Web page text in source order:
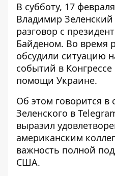
В субботу, 17
Владимир
разговор с
Байденом. Во время
обсудили ситуацию
событий в
помощи Украине.
Об этом говорится в
Зеленского в
выразил
американским
важность полной
США.